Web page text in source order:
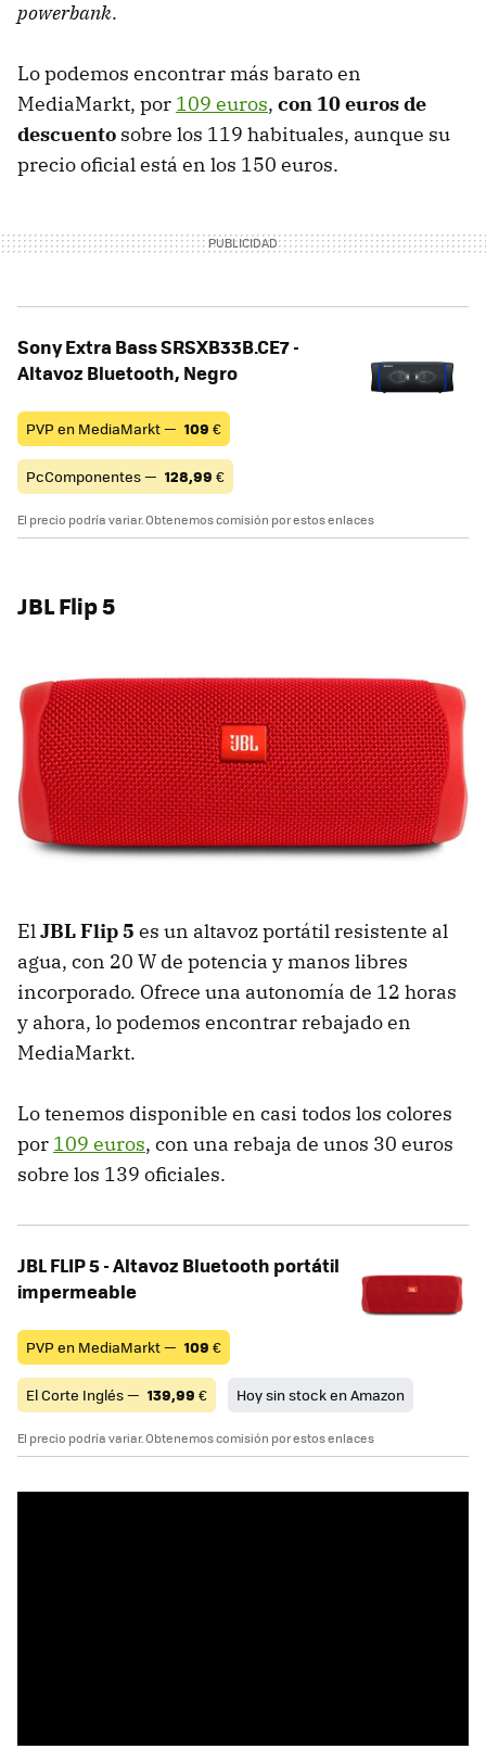
powerbank.
Lo podemos encontrar más barato en
MediaMarkt, por 109 euros, con 10 euros de
descuento sobre los 119 habituales, aunque su
precio oficial está en los 150 euros.
Sony Extra Bass SRSXB33B.CE7 -
Altavoz Bluetooth, Negro
PVP en MediaMarkt — 109 €
PcComponentes — 128,99 €
El precio podría variar. Obtenemos comisión por estos enlaces
JBL Flip 5
ElJBL Flip 5 es un altavoz portátil resistente al
agua, con 20 W de potencia y manos libres
incorporado. Ofrece una autonomía de 12 horas
y ahora, lo podemos encontrar rebajado en
MediaMarkt.
Lo tenemos disponible en casi todos los colores
por 109 euros, con una rebaja de unos 30 euros
sobre los 139 oficiales.
JBL FLIP 5 - Altavoz Bluetooth portátil
impermeable
PVP en MediaMarkt — 109 €
El Corte Inglés — 139,99 € Hoy sin stock en Amazon
El precio podría variar. Obtenemos comisión por estos enlaces